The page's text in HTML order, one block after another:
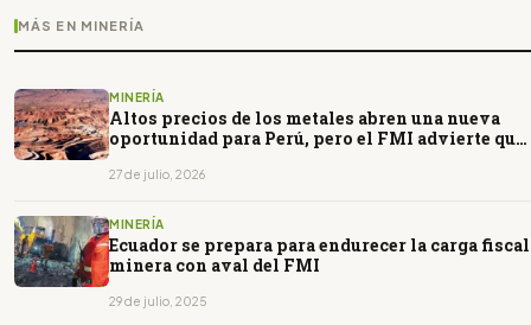
MÁS EN MINERÍA
MINERÍA
Altos precios de los metales abren una nueva
oportunidad para Perú, pero el FMI advierte que
27 de julio, 2026
MINERÍA
Ecuador se prepara para endurecer la carga fiscal
minera con aval del FMI
29 de julio, 2025